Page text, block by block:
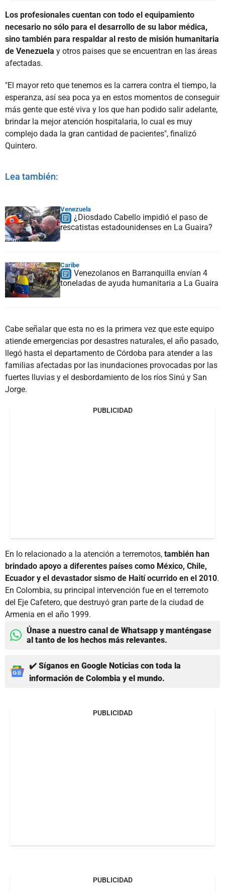
Los profesionales cuentan con todo el equipamiento
necesario no sólo para el desarrollo de su labor médica,
sino también para respaldar al resto de misión humanitaria
de Venezuela y otros paises que se encuentran en las áreas
afectadas.
"El mayor reto que tenemos es la carrera contra el tiempo, la
esperanza, así sea poca ya en estos momentos de conseguir
más gente que esté viva y los que han podido salir adelante,
brindar la mejor atención hospitalaria, lo cual es muy
complejo dada la gran cantidad de pacientes", finalizó
Quintero.
Lea también:
Venezuela
¿Diosdado Cabello impidió el paso de
rescatistas estadounidenses en La Guaira?
Caribe
Venezolanos en Barranquilla envían 4
toneladas de ayuda humanitaria a La Guaira
Cabe señalar que esta no es la primera vez que este equipo
atiende emergencias por desastres naturales, el año pasado,
llegó hasta el departamento de Córdoba para atender a las
familias afectadas por las inundaciones provocadas por las
fuertes lluvias y el desbordamiento de los ríos Sinú y San
Jorge.
PUBLICIDAD
En lo relacionado a la atención a terremotos, también han
brindado apoyo a diferentes países como México, Chile,
Ecuador y el devastador sismo de Haití ocurrido en el 2010.
En Colombia, su principal intervención fue en el terremoto
del Eje Cafetero, que destruyó gran parte de la ciudad de
Armenia en el año 1999.
Únase a nuestro canal de Whatsapp y manténgase
al tanto de los hechos más relevantes.
✔️ Síganos en Google Noticias con toda la
información de Colombia y el mundo.
PUBLICIDAD
PUBLICIDAD